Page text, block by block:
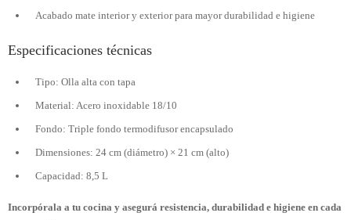
Acabado mate interior y exterior para mayor durabilidad e higiene
Especificaciones técnicas
Tipo: Olla alta con tapa
Material: Acero inoxidable 18/10
Fondo: Triple fondo termodifusor encapsulado
Dimensiones: 24 cm (diámetro) × 21 cm (alto)
Capacidad: 8,5 L
Incorpórala a tu cocina y asegurá resistencia, durabilidad e higiene en cada